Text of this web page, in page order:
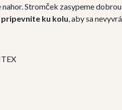
Stromček zasypeme
ku kolu, aby sa